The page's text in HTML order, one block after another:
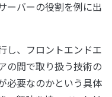
ーバーの役割を例に出
し、フロントエンドエ
の間で取り扱う技術の
必要なのかという具体